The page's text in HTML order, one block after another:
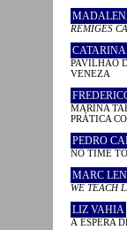
RÉMIGES
PAVILHÃO
VENEZA
MARINA
PRÁTICA
PEDRO
NO TIME
MARC
WE TEACH
LIZ VAHIA
À ESPERA